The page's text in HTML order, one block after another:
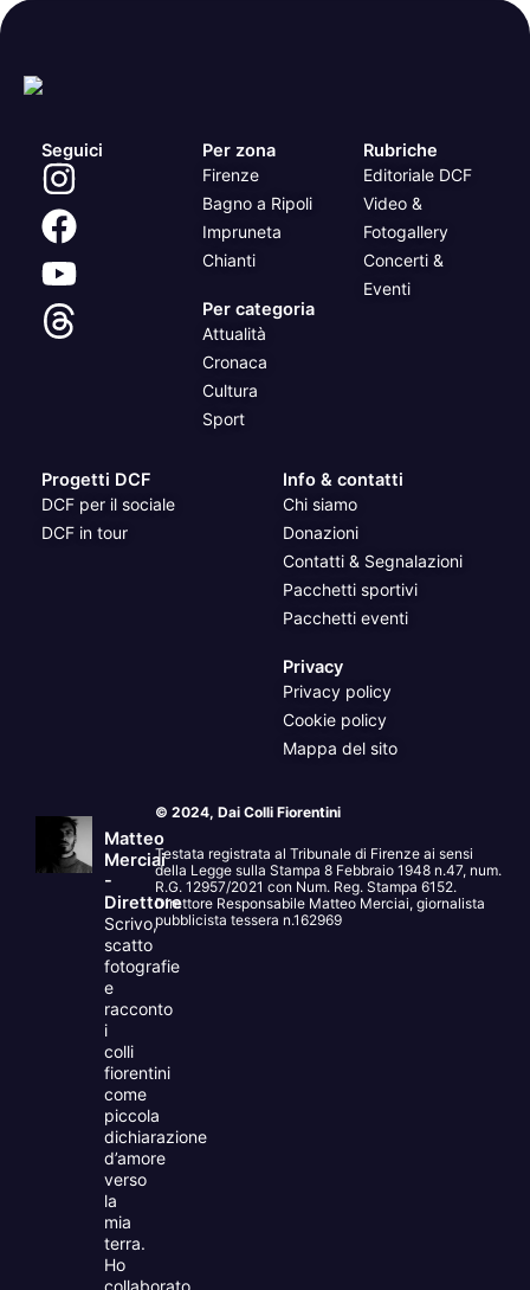
Seguici Per zona
Firenze
Bagno a Ripoli
Impruneta
Chianti
Per categoria
Attualità
Cronaca
Cultura
Sport
Rubriche
Editoriale DCF
Video &
Fotogallery
Concerti &
Eventi
Progetti DCF
DCF per il sociale
DCF in tour
Info & contatti
Chi siamo
Donazioni
Contatti & Segnalazioni
Pacchetti sportivi
Pacchetti eventi
Privacy
Privacy policy
Cookie policy
Mappa del sito
Matteo
Merciai
-
Direttore
Scrivo,
scatto
fotografie
e
racconto
i
colli
fiorentini
come
piccola
dichiarazione
d’amore
verso
la
mia
terra.
Ho
collaborato
© 2024, Dai Colli Fiorentini
Testata registrata al Tribunale di Firenze ai sensi
della Legge sulla Stampa 8 Febbraio 1948 n.47, num.
R.G. 12957/2021 con Num. Reg. Stampa 6152.
Direttore Responsabile Matteo Merciai, giornalista
pubblicista tessera n.162969